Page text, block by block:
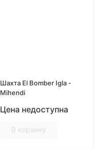
Шахта El Bomber Igla -
Mihendi
Цена недоступна
В корзину